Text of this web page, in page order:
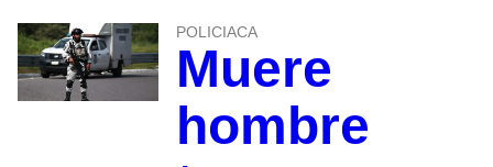
POLICIACA
Muere
hombre